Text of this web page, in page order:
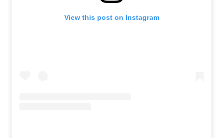
View this post on Instagram